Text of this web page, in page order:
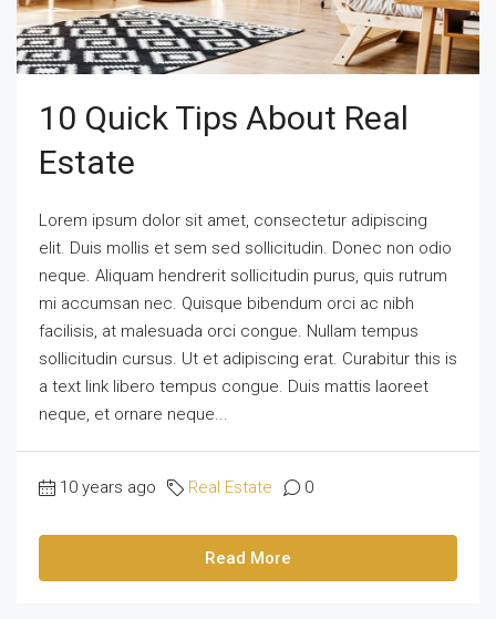
10 Quick Tips About Real
Estate
Lorem ipsum dolor sit amet, consectetur adipiscing
elit. Duis mollis et sem sed sollicitudin. Donec non odio
neque. Aliquam hendrerit sollicitudin purus, quis rutrum
mi accumsan nec. Quisque bibendum orci ac nibh
facilisis, at malesuada orci congue. Nullam tempus
sollicitudin cursus. Ut et adipiscing erat. Curabitur this is
a text link libero tempus congue. Duis mattis laoreet
neque, et ornare neque...
10 years ago Real Estate 0
Read More